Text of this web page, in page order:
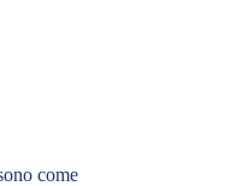
come